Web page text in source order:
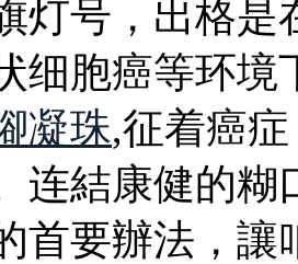
灯号，出格是
细胞癌等环境
凝珠,征着癌
连結康健的糊
首要辦法，